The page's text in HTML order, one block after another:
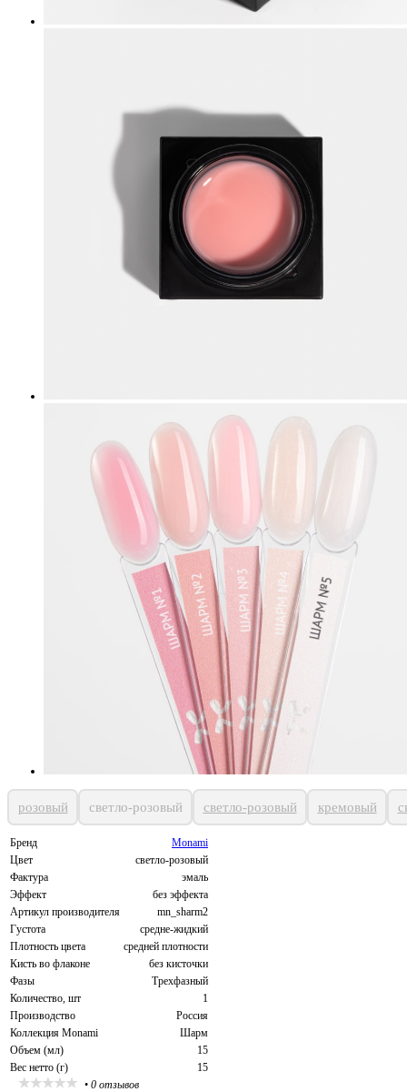
розовый светло-розовый светло-розовый кремовый
Бренд
Monami
Цвет
светло-розовый
Фактура
эмаль
Эффект
без эффекта
Артикул производителя
mn_sharm2
Густота
средне-жидкий
Плотность цвета
средней плотности
Кисть во флаконе
без кисточки
Фазы
Трехфазный
Количество, шт
1
Производство
Россия
Коллекция Monami
Шарм
Объем (мл)
15
Вес нетто (г)
15
• 0 отзывов